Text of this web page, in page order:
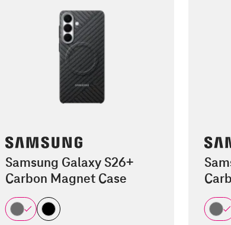
Samsung Galaxy S26+
Carbon Magnet Case